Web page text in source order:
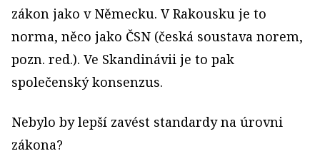
zákon jako v Německu. V Rakousku je to
norma, něco jako ČSN (česká soustava norem,
pozn. red.). Ve Skandinávii je to pak
společenský konsenzus.
Nebylo by lepší zavést standardy na úrovni
zákona?